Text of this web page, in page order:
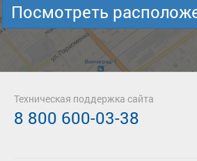
Посмотреть
Техническая поддержка сайта
8 800 600-03-38